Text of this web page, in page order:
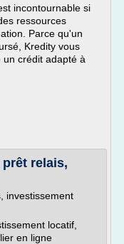
incontournable si
ressources
Parce qu'un
Kredity vous
crédit adapté à
relais,
investissement
locatif,
en ligne